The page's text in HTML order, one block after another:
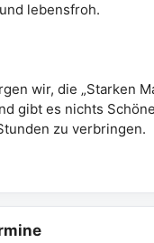
lebensfroh.
wir, die „Starken
gibt es nichts
zu verbringen.